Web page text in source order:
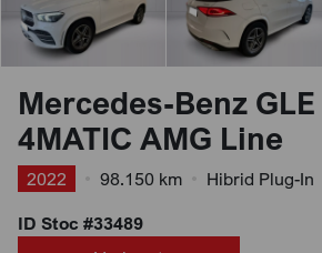
Mercedes-Benz
4MATIC AMG Line
2022 98.150 km
Hibrid Plug-In
ID Stoc #33489